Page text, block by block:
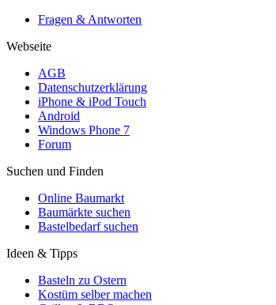
Fragen & Antworten
Webseite
AGB
Datenschutzerklärung
iPhone & iPod Touch
Android
Windows Phone 7
Forum
Suchen und Finden
Online Baumarkt
Baumärkte suchen
Bastelbedarf suchen
Ideen & Tipps
Basteln zu Ostern
Kostüm selber machen